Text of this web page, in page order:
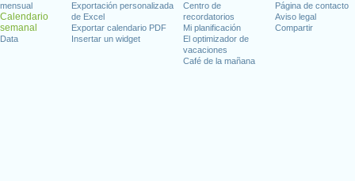
mensual
Calendario
semanal
Data
Exportación personalizada
de Excel
Exportar calendario PDF
Insertar un widget
Centro de
recordatorios
Mi planificación
El optimizador de
vacaciones
Café de la mañana
Página de contacto
Aviso legal
Compartir